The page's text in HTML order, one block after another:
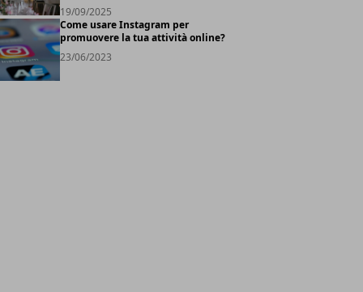
19/09/2025
Come usare Instagram per
promuovere la tua attività online?
23/06/2023